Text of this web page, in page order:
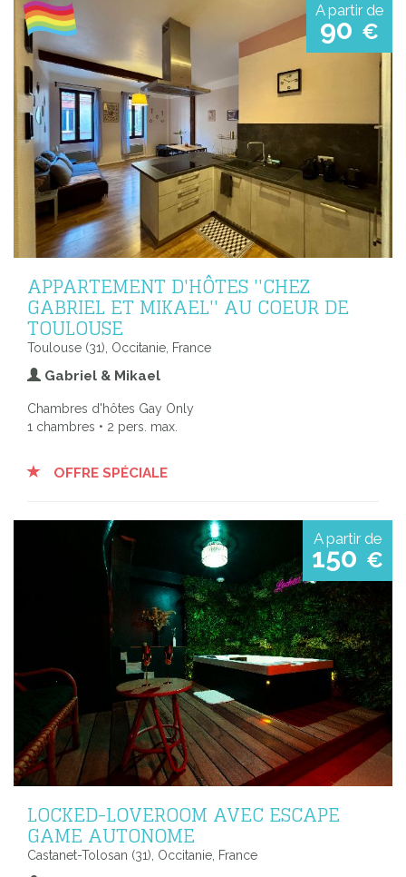
A partir de
90 €
APPARTEMENT D'HÔTES ''CHEZ
GABRIEL ET MIKAEL'' AU COEUR DE
TOULOUSE
Toulouse (31), Occitanie, France
Gabriel & Mikael
Chambres d'hôtes Gay Only
1 chambres • 2 pers. max.
OFFRE SPÉCIALE
A partir de
150 €
LOCKED-LOVEROOM AVEC ESCAPE
GAME AUTONOME
Castanet-Tolosan (31), Occitanie, France